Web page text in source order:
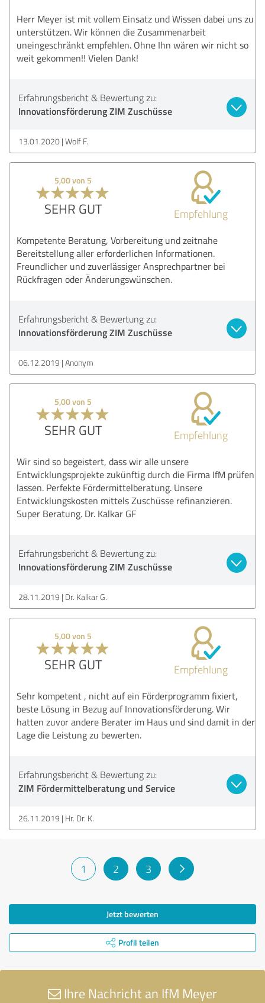
Herr Meyer ist mit vollem Einsatz und Wissen dabei uns zu
unterstützen. Wir können die Zusammenarbeit
uneingeschränkt empfehlen. Ohne Ihn wären wir nicht so
weit gekommen!! Vielen Dank!
Erfahrungsbericht & Bewertung zu:
Innovationsförderung ZIM Zuschüsse
13.01.2020 Wolf F.
5,00 von 5
SEHR GUT Empfehlung
Kompetente Beratung, Vorbereitung und zeitnahe
Bereitstellung aller erforderlichen Informationen.
Freundlicher und zuverlässiger Ansprechpartner bei
Rückfragen oder Änderungswünschen.
Erfahrungsbericht & Bewertung zu:
Innovationsförderung ZIM Zuschüsse
06.12.2019 Anonym
5,00 von 5
SEHR GUT Empfehlung
Wir sind so begeistert, dass wir alle unsere
Entwicklungsprojekte zukünftig durch die Firma IfM prüfen
lassen. Perfekte Fördermittelberatung. Unsere
Entwicklungskosten mittels Zuschüsse refinanzieren.
Super Beratung. Dr. Kalkar GF
Erfahrungsbericht & Bewertung zu:
Innovationsförderung ZIM Zuschüsse
28.11.2019 Dr. Kalkar G.
5,00 von 5
SEHR GUT Empfehlung
Sehr kompetent , nicht auf ein Förderprogramm fixiert,
beste Lösung in Bezug auf Innovationsförderung. Wir
hatten zuvor andere Berater im Haus und sind damit in der
Lage die Leistung zu bewerten.
Erfahrungsbericht & Bewertung zu:
ZIM Fördermittelberatung und Service
26.11.2019 Hr. Dr. K.
1 2 3
Jetzt bewerten
Profil teilen
Ihre Nachricht an IfM Meyer